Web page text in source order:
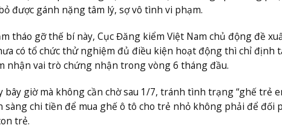
được gánh nặng tâm lý, sợ vô tình vi phạm.
tháo gỡ thế bí này, Cục Đăng kiểm Việt Nam chủ động đề
có tổ chức thử nghiệm đủ điều kiện hoạt động thì chỉ định
nhận vai trò chứng nhận trong vòng 6 tháng đầu.
giờ mà không cần chờ sau 1/7, tránh tình trạng “ghế trẻ
chi tiền để mua ghế ô tô cho trẻ nhỏ không phải để đối
trẻ.